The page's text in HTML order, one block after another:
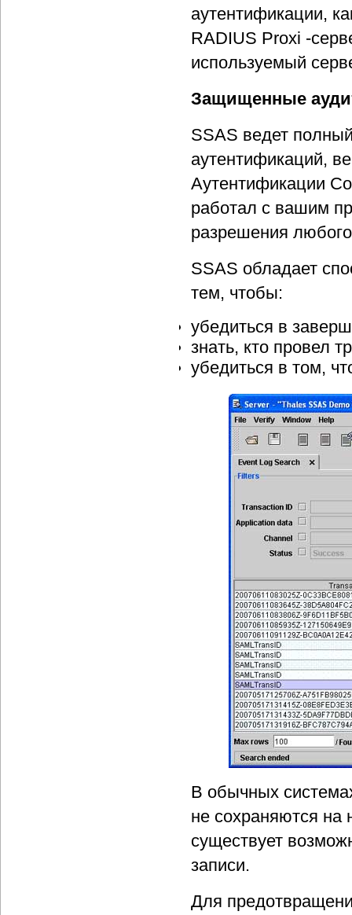
аутентификации,
RADIUS Proxi -
используемый
Защищенные
SSAS ведет
аутентификаций,
Аутентификации
работал с вашим
разрешения
SSAS обладает
тем, чтобы:
убедиться в
знать, кто провел
убедиться в том,
В обычных
не сохраняются на
существует
записи.
Для